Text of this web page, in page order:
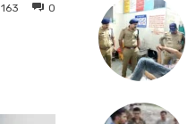
0
163